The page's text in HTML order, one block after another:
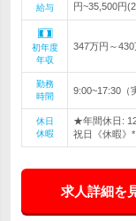
給与
円~35,500円
初年度
年収
347万円～430
勤務
時間
9:00~17:30（
休日
休暇
★年間休日:
祝日《休暇》
求人詳細を